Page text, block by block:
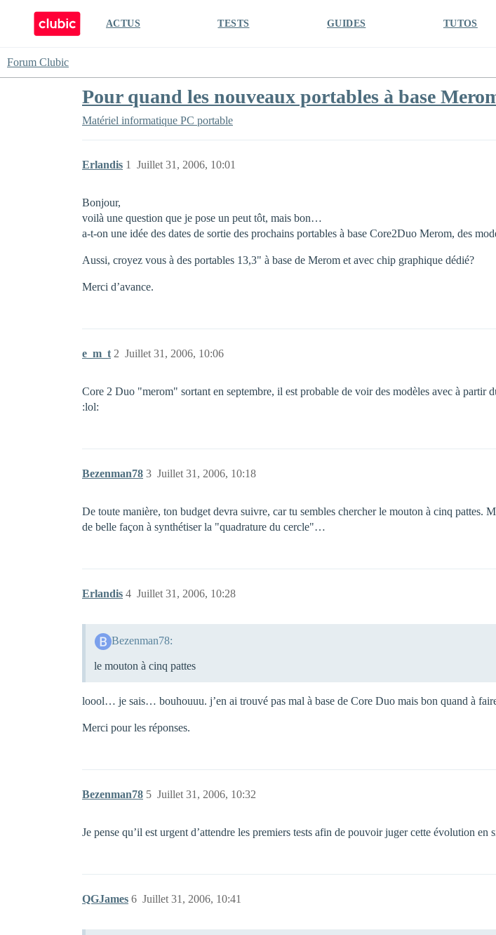
ACTUS TESTS GUIDES TUTOS
Forum Clubic
Pour quand les nouveaux portables à base
Matériel informatique PC portable
Erlandis Juillet 31, 2006, 10:01
1
Bonjour,
voilà une question que je pose un peut tôt, mais bon…
a-t-on une idée des dates de sortie des prochains portables à base Core2Duo Merom, des
Aussi, croyez vous à des portables 13,3" à base de Merom et avec chip graphique dédié?
Merci d’avance.
e_m_t Juillet 31, 2006, 10:06
2
Core 2 Duo "merom" sortant en septembre, il est probable de voir des modèles avec à partir
:lol:
Bezenman78 Juillet 31, 2006, 10:18
3
De toute manière, ton budget devra suivre, car tu sembles chercher le mouton à cinq
de belle façon à synthétiser la "quadrature du cercle"…
Erlandis Juillet 31, 2006, 10:28
4
Bezenman78:
le mouton à cinq pattes
loool… je sais… bouhouuu. j’en ai trouvé pas mal à base de Core Duo mais bon quand à
Merci pour les réponses.
Bezenman78 Juillet 31, 2006, 10:32
5
Je pense qu’il est urgent d’attendre les premiers tests afin de pouvoir juger cette évolution en
QGJames Juillet 31, 2006, 10:41
6